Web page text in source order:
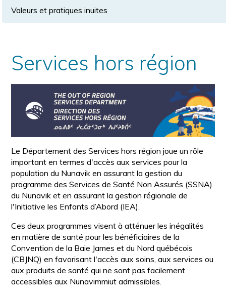
Valeurs et pratiques inuites
Services hors région
Le Département des Services hors région joue un rôle
important en termes d'accès aux services pour la
population du Nunavik en assurant la gestion du
programme des Services de Santé Non Assurés (SSNA)
du Nunavik et en assurant la gestion régionale de
l'Initiative les Enfants d’Abord (IEA).
Ces deux programmes visent à atténuer les inégalités
en matière de santé pour les bénéficiaires de la
Convention de la Baie James et du Nord québécois
(CBJNQ) en favorisant l'accès aux soins, aux services ou
aux produits de santé qui ne sont pas facilement
accessibles aux Nunavimmiut admissibles.